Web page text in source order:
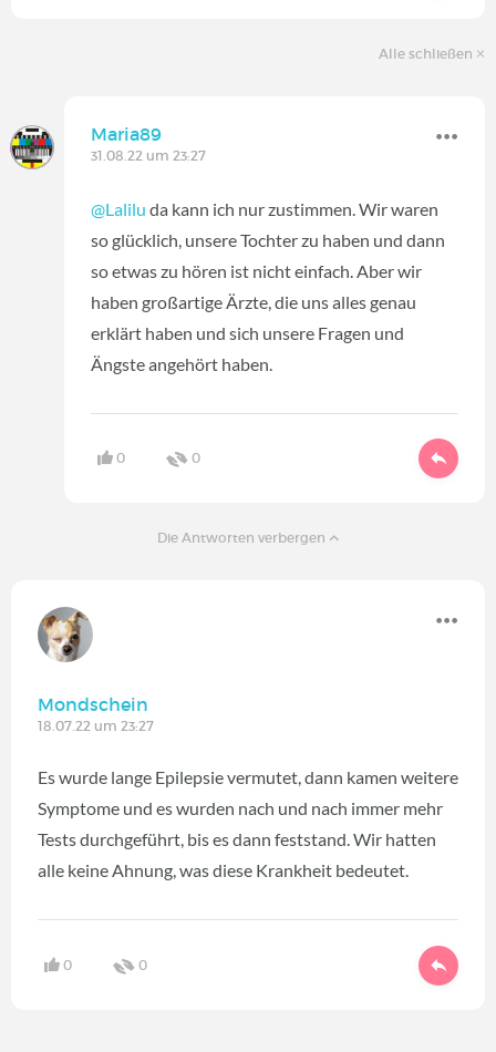
Alle schließen
Maria89
31.08.22 um 23:27
@Lalilu da kann ich nur zustimmen. Wir waren
so glücklich, unsere Tochter zu haben und dann
so etwas zu hören ist nicht einfach. Aber wir
haben großartige Ärzte, die uns alles genau
erklärt haben und sich unsere Fragen und
Ängste angehört haben.
0 0
Die Antworten verbergen
Mondschein
18.07.22 um 23:27
Es wurde lange Epilepsie vermutet, dann kamen weitere
Symptome und es wurden nach und nach immer mehr
Tests durchgeführt, bis es dann feststand. Wir hatten
alle keine Ahnung, was diese Krankheit bedeutet.
0 0